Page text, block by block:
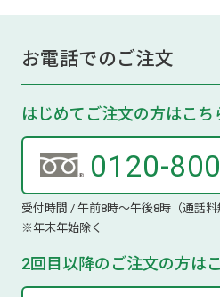
お電話でのご注文
はじめてご注文の方はこち
0120-
受付時間 / 午前8時～午後8時（通話料
※年末年始除く
2回目以降のご注文の方は